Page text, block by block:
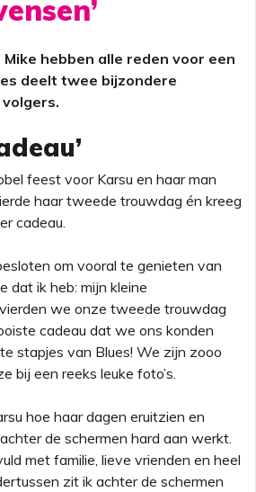
Mike hebben alle reden voor een
deelt twee bijzondere
feest voor Karsu en haar man
haar tweede trouwdag én kreeg
cadeau.
om vooral te genieten van
dat ik heb: mijn kleine
we onze tweede trouwdag
cadeau dat we ons konden
stapjes van Blues! We zijn zooo
bij een reeks leuke foto’s.
hoe haar dagen eruitzien en
de schermen hard aan werkt.
met familie, lieve vrienden en heel
zit ik achter de schermen